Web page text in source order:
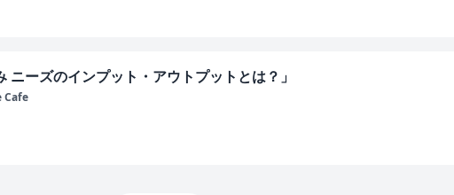
ニーズのインプット・アウトプットとは？」
Cafe